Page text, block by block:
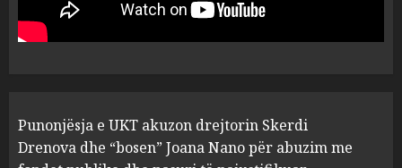
1
“bosen” Joana Nano për
abuzim me fondet publike dhe
pasuri të pajustifikuar
Apolonia- Gramshi, nis
procedim penal për Koço
Punonjësja e UKT akuzon drejtorin Skerdi
Drenova dhe “bosen” Joana Nano për abuzim me